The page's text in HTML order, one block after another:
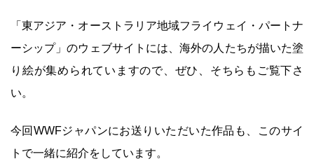
「東アジア・オーストラリア地域フライウェイ・パートナ
ーシップ」のウェブサイトには、海外の人たちが描いた塗
り絵が集められていますので、ぜひ、そちらもご覧下さ
い。
今回WWFジャパンにお送りいただいた作品も、このサイ
トで一緒に紹介をしています。